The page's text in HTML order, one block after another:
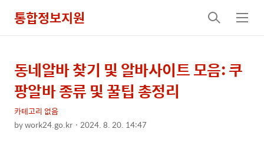
통합정보지원
검
색
메
뉴
상
세
컨
텐
본
문
제
목
동네알바 찾기 및 알바사이트 모음: 쿠
팡알바 종류 및 꿀팁 총정리
카테고리 없음
bywork24.go.kr 2024. 8. 20. 14:47